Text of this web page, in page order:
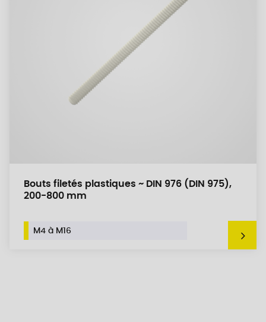
Bouts filetés plastiques ~ DIN 976 (DIN 975),
200-800 mm
M4 à M16